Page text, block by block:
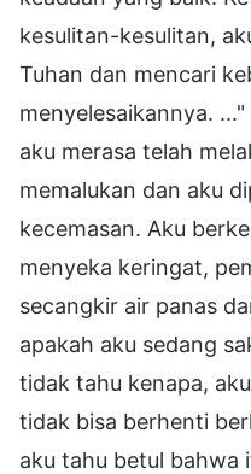
kesulitan-kesulitan,
Tuhan dan mencari
menyelesaikannya.
aku merasa telah
memalukan dan aku
kecemasan. Aku
menyeka keringat,
secangkir air panas
apakah aku sedang
tidak tahu kenapa,
tidak bisa berhenti
aku tahu betul bahwa